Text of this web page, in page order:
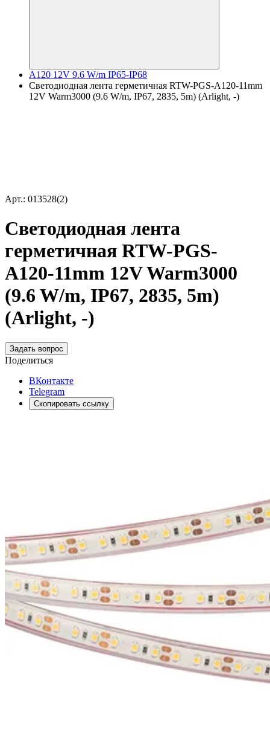
A120 12V 9.6 W/m IP65-IP68
Светодиодная лента герметичная RTW-PGS-A120-11mm
12V Warm3000 (9.6 W/m, IP67, 2835, 5m) (Arlight, -)
Арт.: 013528(2)
Светодиодная лента
герметичная RTW-PGS-
A120-11mm 12V Warm3000
(9.6 W/m, IP67, 2835, 5m)
(Arlight, -)
Задать вопрос
Поделиться
ВКонтакте
Telegram
Скопировать ссылку